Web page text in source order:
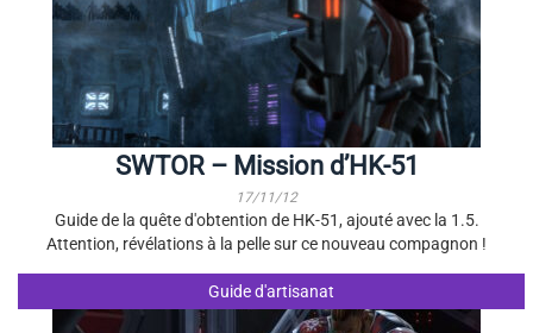
SWTOR – Mission d’HK-51
17/11/12
Guide de la quête d'obtention de HK-51, ajouté avec la 1.5.
Attention, révélations à la pelle sur ce nouveau compagnon !
Guide d'artisanat